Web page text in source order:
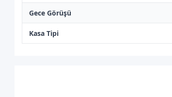
Gece Görüşü
Kasa Tipi